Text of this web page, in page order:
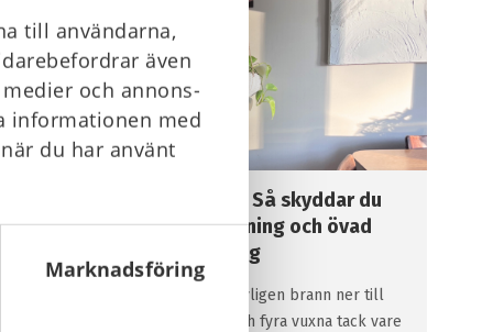
till användarna,
även
och annons-
informationen med
du har använt
Marknadsföring
Brandskydd i hemmet: Så skyddar du
barnen med tidig varning och övad
utrymning
När en villa i Kristinehamn nyligen brann ner till
grunden räddades elva barn och fyra vuxna tack vare